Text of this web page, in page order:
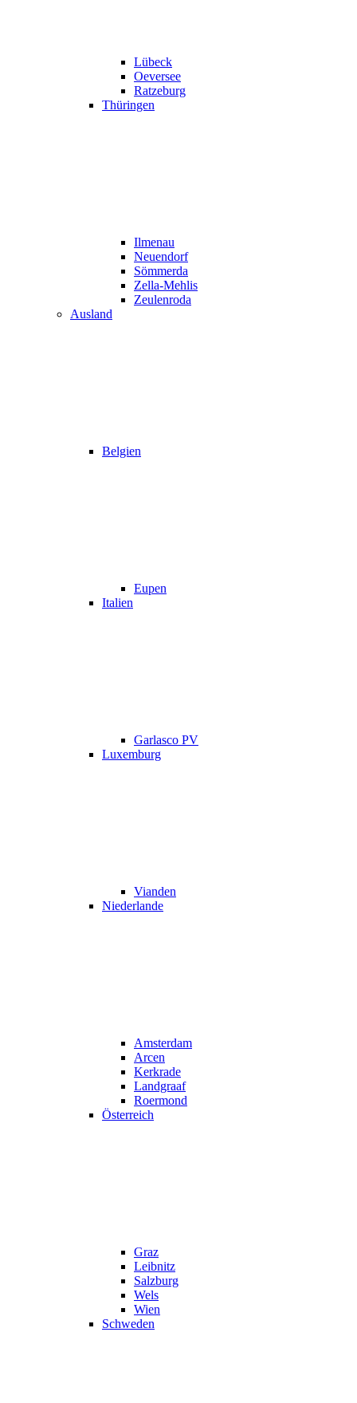
Lübeck
Oeversee
Ratzeburg
Thüringen
Ilmenau
Neuendorf
Sömmerda
Zella-Mehlis
Zeulenroda
Ausland
Belgien
Eupen
Italien
Garlasco PV
Luxemburg
Vianden
Niederlande
Amsterdam
Arcen
Kerkrade
Landgraaf
Roermond
Österreich
Graz
Leibnitz
Salzburg
Wels
Wien
Schweden